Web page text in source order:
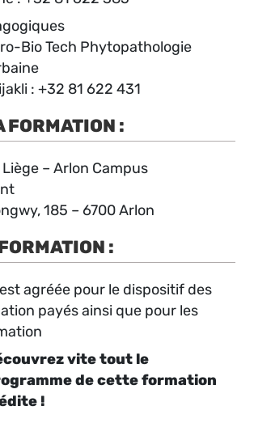
Bio Tech Phytopathologie
: +32 81 622 431
FORMATION :
– Arlon Campus
185 – 6700 Arlon
:
agréée pour le dispositif des
payés ainsi que pour les
vite tout le
de cette formation
!